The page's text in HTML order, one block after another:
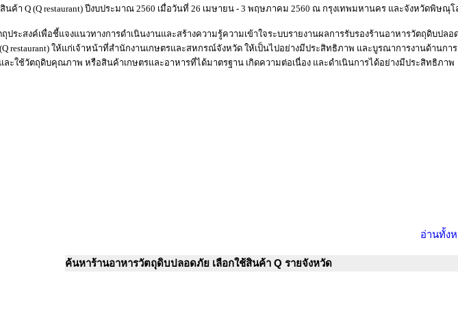
นค้า Q (Q restaurant) ปีงบประมาณ 2560 เมื่อวันที่ 26 เมษายน - 3 พฤษภาคม 2560 ณ กรุงเทพมหานคร และจังหวัดพิษณุโ
ค์เพื่อชี้แจงแนวทางการดำเนินงานและสร้างความรู้ความเข้าใจระบบรายงานผลการรับรองร้านอาหารวัตถุดิบปลอ
restaurant) ให้แก่เจ้าหน้าที่สำนักงานเกษตรและสหกรณ์จังหวัด ให้เป็นไปอย่างมีประสิทธิภาพ และบูรณาการงานด้านกา
ละใช้วัตถุดิบคุณภาพ หรือสินค้าเกษตรและอาหารที่ได้มาตรฐาน เกิดความต่อเนื่อง และดำเนินการได้อย่างมีประสิทธิภาพ
อ่านทั้ง
ค้นหาร้านอาหารวัตถุดิบปลอดภัย เลือกใช้สินค้า Q รายจังหวัด